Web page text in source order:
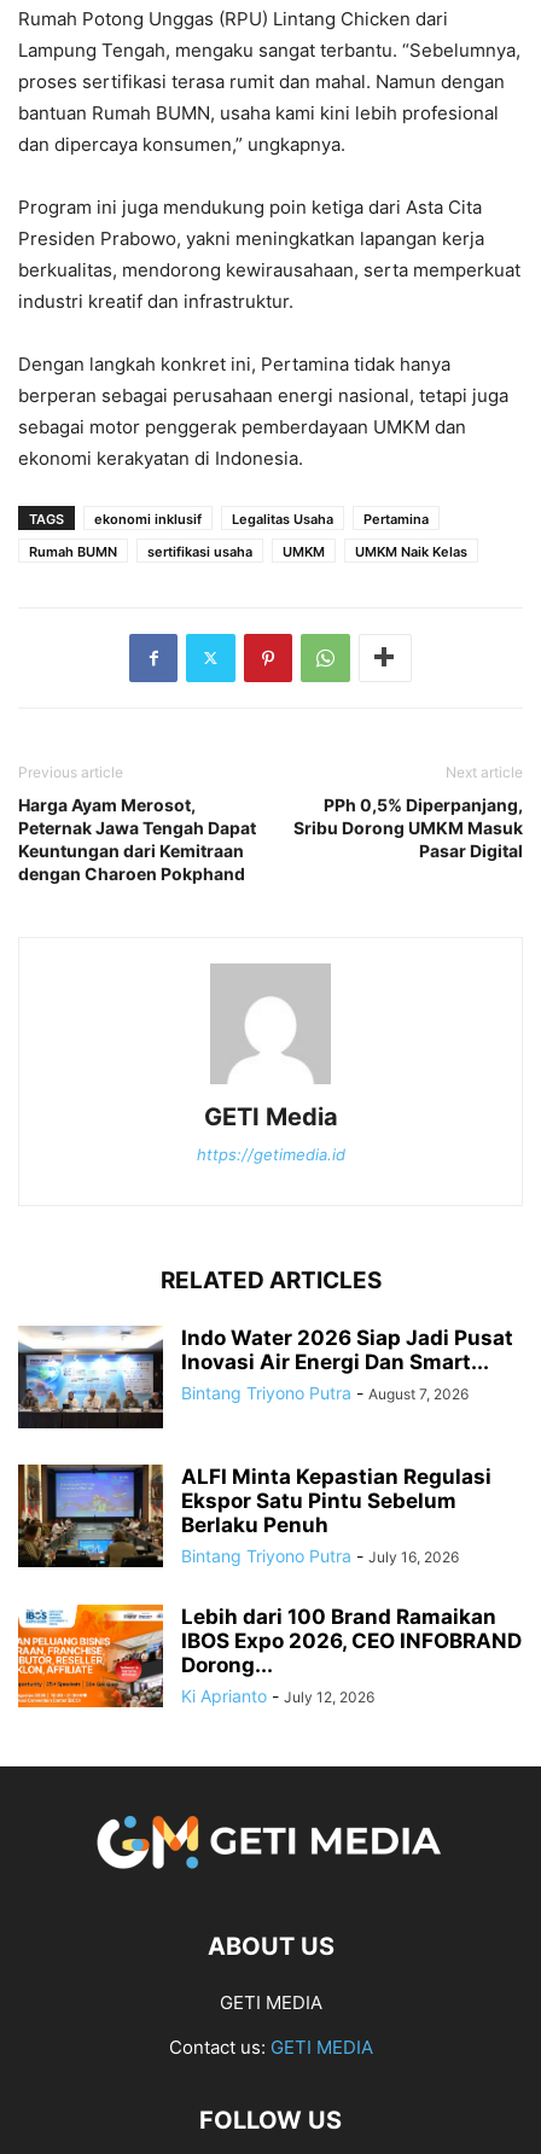
Rumah Potong Unggas (RPU) Lintang Chicken dari
Lampung Tengah, mengaku sangat terbantu. “Sebelumnya,
proses sertifikasi terasa rumit dan mahal. Namun dengan
bantuan Rumah BUMN, usaha kami kini lebih profesional
dan dipercaya konsumen,” ungkapnya.
Program ini juga mendukung poin ketiga dari Asta Cita
Presiden Prabowo, yakni meningkatkan lapangan kerja
berkualitas, mendorong kewirausahaan, serta memperkuat
industri kreatif dan infrastruktur.
Dengan langkah konkret ini, Pertamina tidak hanya
berperan sebagai perusahaan energi nasional, tetapi juga
sebagai motor penggerak pemberdayaan UMKM dan
ekonomi kerakyatan di Indonesia.
TAGS ekonomi inklusif Legalitas Usaha
Pertamina
Rumah BUMN
sertifikasi usaha UMKM UMKM Naik Kelas
Previous article
Harga Ayam Merosot,
Peternak Jawa Tengah Dapat
Keuntungan dari Kemitraan
dengan Charoen Pokphand
Next article
PPh 0,5% Diperpanjang,
Sribu Dorong UMKM Masuk
Pasar Digital
GETI Media
https://getimedia.id
RELATED ARTICLES
Indo Water 2026 Siap Jadi Pusat
Inovasi Air Energi Dan Smart...
Bintang Triyono Putra - August 7, 2026
ALFI Minta Kepastian Regulasi
Ekspor Satu Pintu Sebelum
Berlaku Penuh
Bintang Triyono Putra - July 16, 2026
Lebih dari 100 Brand Ramaikan
IBOS Expo 2026, CEO INFOBRAND
Dorong...
Ki Aprianto - July 12, 2026
ABOUT US
GETI MEDIA
Contact us: GETI MEDIA
FOLLOW US